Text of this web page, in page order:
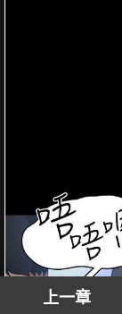
上一章